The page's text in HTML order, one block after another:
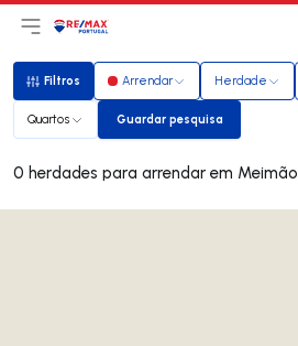
Abri menu principal
LogoIr para página inicial
Filtros
Filtros Arrendar Herdade
Quartos Guardar pesquisa
Guardar pesquisa
0 herdades para arrendar em Meimão